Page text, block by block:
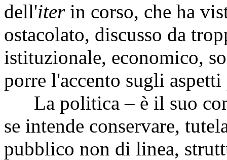
dell'iterin corso, che ha
ostacolato, discusso da
istituzionale, economico,
porre l'accento sugli
La politica – è il suo
se intende conservare,
pubblico non di linea,